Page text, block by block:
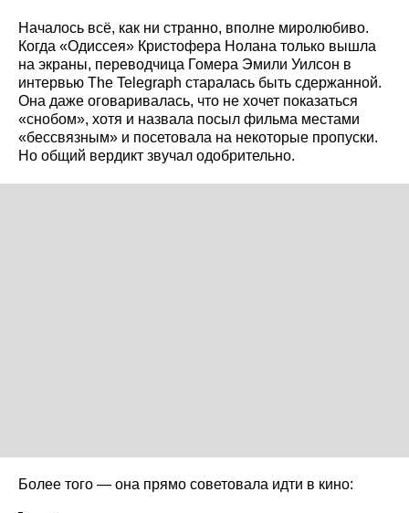
Началось всё, как ни странно, вполне миролюбиво.
Когда «Одиссея» Кристофера Нолана только вышла
на экраны, переводчица Гомера Эмили Уилсон в
интервью The Telegraph старалась быть сдержанной.
Она даже оговаривалась, что не хочет показаться
«снобом», хотя и назвала посыл фильма местами
«бессвязным» и посетовала на некоторые пропуски.
Но общий вердикт звучал одобрительно.
Более того — она прямо советовала идти в кино: